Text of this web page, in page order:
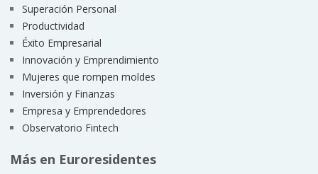
Superación Personal
Productividad
Éxito Empresarial
Innovación y Emprendimiento
Mujeres que rompen moldes
Inversión y Finanzas
Empresa y Emprendedores
Observatorio Fintech
Más en Euroresidentes